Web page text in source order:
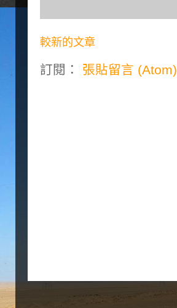
較新的文章
訂閱： 張貼留言 (Atom)